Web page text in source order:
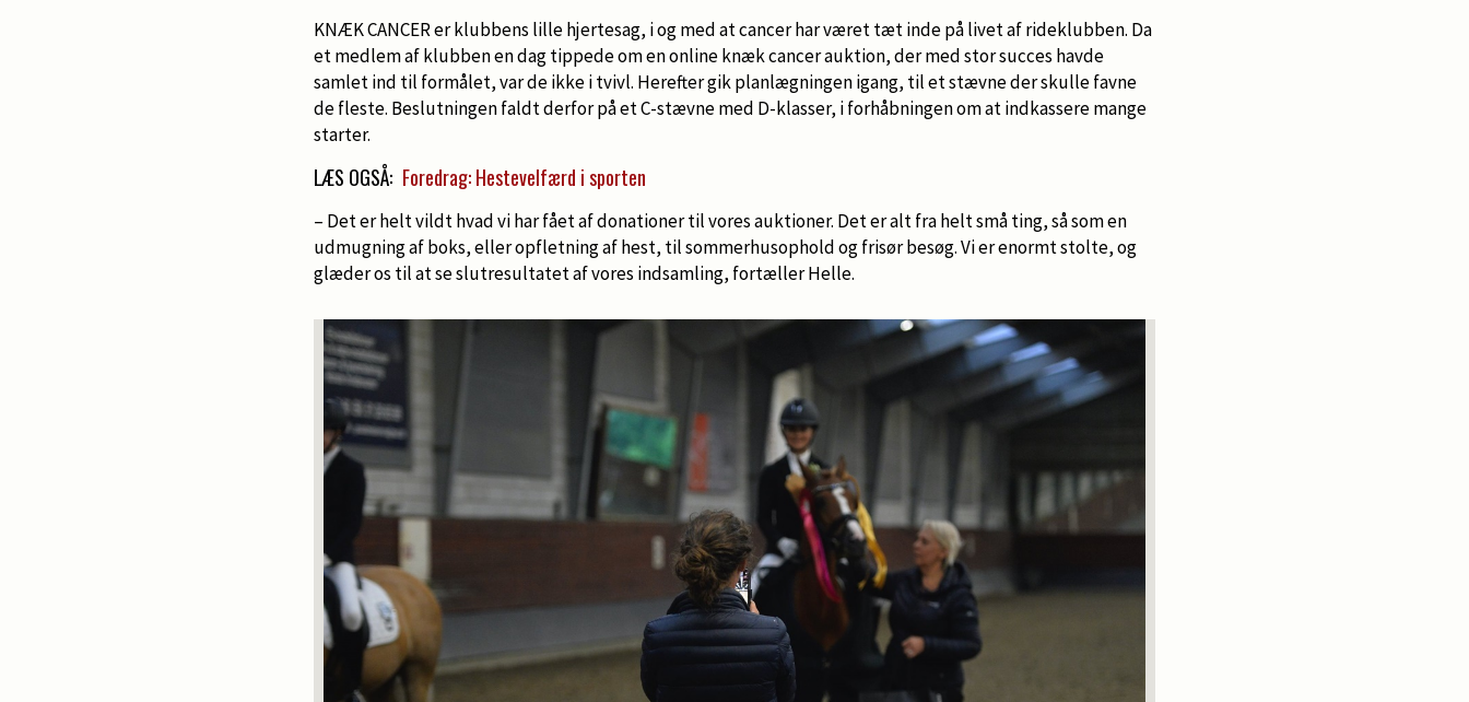
KNÆK CANCER er klubbens lille hjertesag, i og med at cancer har været tæt inde på livet af rideklubben. Da
et medlem af klubben en dag tippede om en online knæk cancer auktion, der med stor succes havde
samlet ind til formålet, var de ikke i tvivl. Herefter gik planlægningen igang, til et stævne der skulle favne
de fleste. Beslutningen faldt derfor på et C-stævne med D-klasser, i forhåbningen om at indkassere mange
starter.
LÆS OGSÅ: Foredrag: Hestevelfærd i sporten
– Det er helt vildt hvad vi har fået af donationer til vores auktioner. Det er alt fra helt små ting, så som en
udmugning af boks, eller opfletning af hest, til sommerhusophold og frisør besøg. Vi er enormt stolte, og
glæder os til at se slutresultatet af vores indsamling, fortæller Helle.